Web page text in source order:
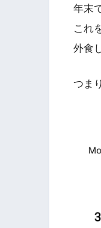
年末
これ
外食
つま